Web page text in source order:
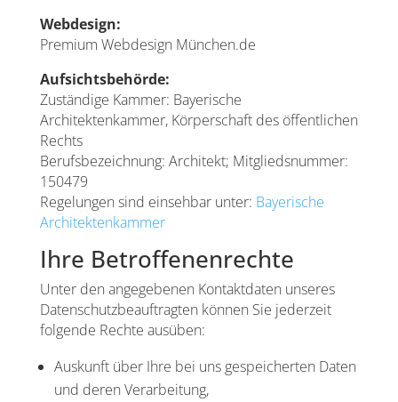
Webdesign:
Premium Webdesign München.de
Aufsichtsbehörde:
Zuständige Kammer: Bayerische
Architektenkammer, Körperschaft des öffentlichen
Rechts
Berufsbezeichnung: Architekt; Mitgliedsnummer:
150479
Regelungen sind einsehbar unter: Bayerische
Architektenkammer
Ihre Betroffenenrechte
Unter den angegebenen Kontaktdaten unseres
Datenschutzbeauftragten können Sie jederzeit
folgende Rechte ausüben:
Auskunft über Ihre bei uns gespeicherten Daten
und deren Verarbeitung,